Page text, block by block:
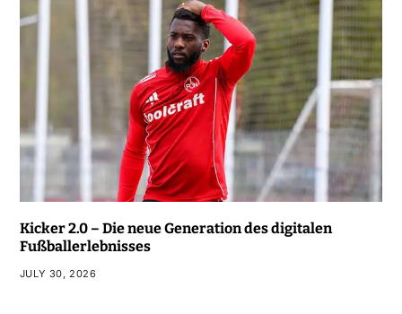
Kicker 2.0 – Die neue Generation des digitalen
Fußballerlebnisses
JULY 30, 2026